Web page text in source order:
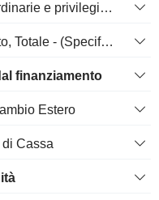
Dividendi pagati su azioni ordinarie e privilegiate
Altre Attività di Finanziamento, Totale - (Specifico al Modello)
finanziamento
Estero
Cassa